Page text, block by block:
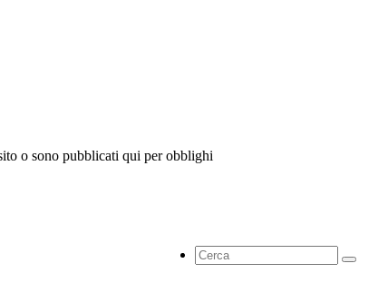
o sono pubblicati qui per obblighi